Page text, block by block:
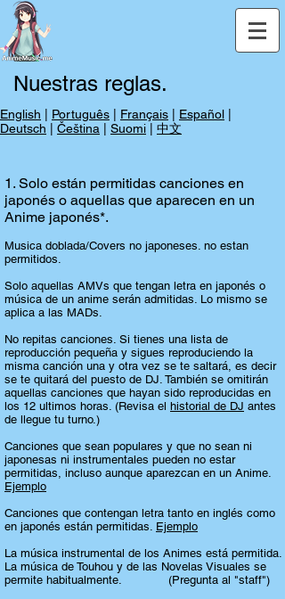
Nuestras reglas.
1. Solo están permitidas canciones en
japonés o aquellas que aparecen en un
Anime japonés*.
Musica doblada/Covers no japoneses. no estan
permitidos.
Solo aquellas AMVs que tengan letra en japonés o
música de un anime serán admitidas. Lo mismo se
aplica a las MADs.
No repitas canciones. Si tienes una lista de
reproducción pequeña y sigues reproduciendo la
misma canción una y otra vez se te saltará, es decir
se te quitará del puesto de DJ. También se omitirán
aquellas canciones que hayan sido reproducidas en
los 12 ultimos horas. (Revisa el historial de DJ antes
de llegue tu turno.)
Canciones que sean populares y que no sean ni
japonesas ni instrumentales pueden no estar
permitidas, incluso aunque aparezcan en un Anime.
Ejemplo
Canciones que contengan letra tanto en inglés como
en japonés están permitidas. Ejemplo
La música instrumental de los Animes está permitida.
La música de Touhou y de las Novelas Visuales se
permite habitualmente. (Pregunta al "staff")
English Português Français Español
Deutsch
Čeština Suomi 中文